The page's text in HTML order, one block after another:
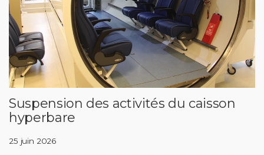
Suspension des activités du caisson
hyperbare
25 juin 2026